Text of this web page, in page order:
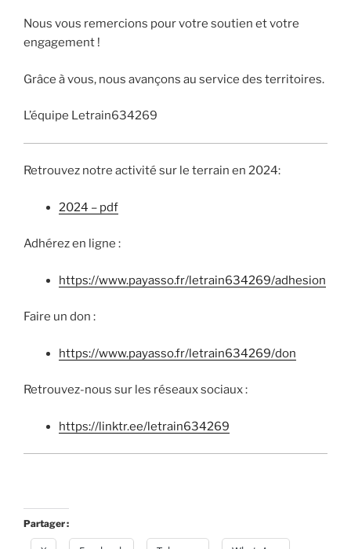
Nous vous remercions pour votre soutien et votre
engagement !
Grâce à vous, nous avançons au service des territoires.
L’équipe Letrain634269
Retrouvez notre activité sur le terrain en 2024:
2024 – pdf
Adhérez en ligne :
https://www.payasso.fr/letrain634269/adhesion
Faire un don :
https://www.payasso.fr/letrain634269/don
Retrouvez-nous sur les réseaux sociaux :
https://linktr.ee/letrain634269
Partager :